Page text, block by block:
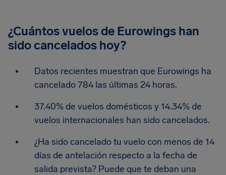
¿Cuántos vuelos de Eurowings han
sido cancelados hoy?
Datos recientes muestran que Eurowings ha
cancelado 784 las últimas 24 horas.
37.40% de vuelos domésticos y 14.34% de
vuelos internacionales han sido cancelados.
¿Ha sido cancelado tu vuelo con menos de 14
días de antelación respecto a la fecha de
salida prevista? Puede que te deban una